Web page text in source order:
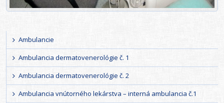
Ambulancie
Ambulancia dermatovenerológie č. 1
Ambulancia dermatovenerológie č. 2
Ambulancia vnútorného lekárstva – interná ambulancia č.1